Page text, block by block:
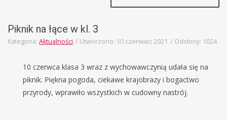
Piknik na łące w kl. 3
Kategoria: Aktualności Utworzono: 10 czerwiec 2021 Odsłony: 1024
10 czerwca klasa 3 wraz z wychowawczynią udała się na
piknik. Piękna pogoda, ciekawe krajobrazy i bogactwo
przyrody, wprawiło wszystkich w cudowny nastrój.